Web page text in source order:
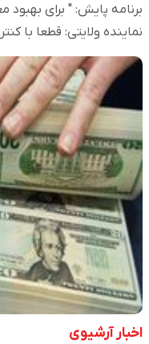
برنامه پایش: " برای
نماینده ولایتی: قطعا با
اخبار آرشیوی